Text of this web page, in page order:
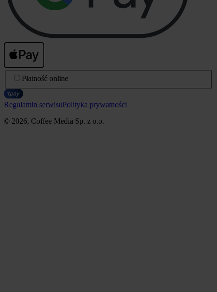
Płatność online
Regulamin serwisuPolityka prywatności
© 2026, Coffee Media Sp. z o.o.